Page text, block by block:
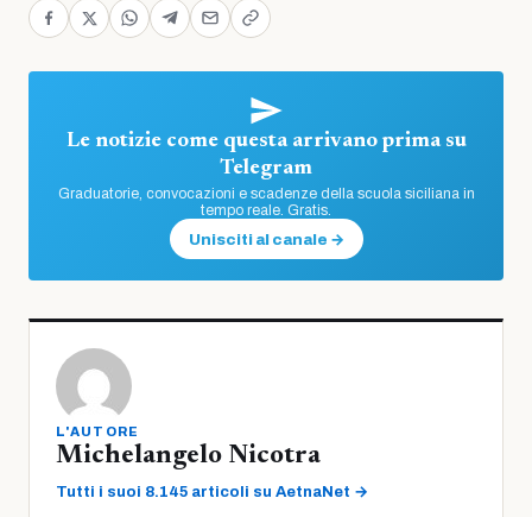
Le notizie come questa arrivano prima su
Telegram
Graduatorie, convocazioni e scadenze della scuola siciliana in
tempo reale. Gratis.
Unisciti al canale →
L'AUTORE
Michelangelo Nicotra
Tutti i suoi 8.145 articoli su AetnaNet →